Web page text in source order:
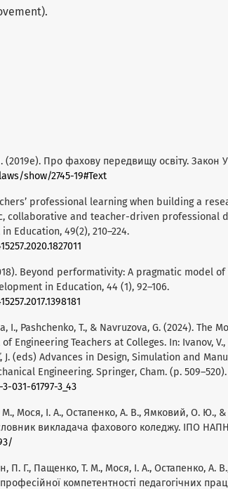
(2019e). Про фахову передвищу освіту. Закон
show/2745-19#Text
professional learning when building a
collaborative and teacher-driven professional
Education, 49(2), 210–224.
Beyond performativity: A pragmatic model
in Education, 44 (1), 92–106.
I., Pashchenko, T., & Navruzova, G. (2024). The
Engineering Teachers at Colleges. In: Ivanov, V.,
J. (eds) Advances in Design, Simulation and
Engineering. Springer, Cham. (p. 509–520).
031-61797-3_43
Мося, І. А., Остапенко, А. В., Ямковий, О. Ю., &
викладача фахового коледжу. ІПО
П. Г., Пащенко, Т. М., Мося, І. А., Остапенко, А.
компетентності педагогічних